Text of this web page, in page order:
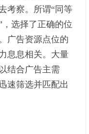
考察。所谓“同等
选择了正确的位
广告资源点位的
息息相关。大量
结合广告主需
速筛选并匹配出